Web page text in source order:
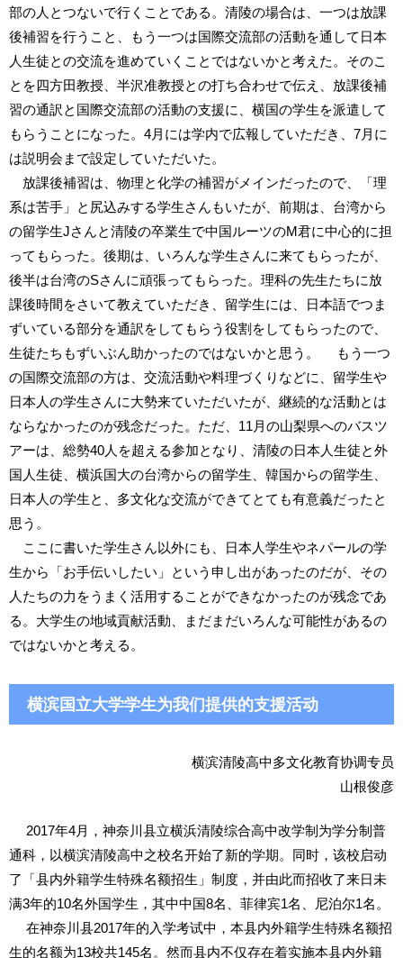
部の人とつないで行くことである。清陵の場合は、一つは放課
後補習を行うこと、もう一つは国際交流部の活動を通して日本
人生徒との交流を進めていくことではないかと考えた。そのこ
とを四方田教授、半沢准教授との打ち合わせで伝え、放課後補
習の通訳と国際交流部の活動の支援に、横国の学生を派遣して
もらうことになった。4月には学内で広報していただき、7月に
は説明会まで設定していただいた。
放課後補習は、物理と化学の補習がメインだったので、「理
系は苦手」と尻込みする学生さんもいたが、前期は、台湾から
の留学生Jさんと清陵の卒業生で中国ルーツのM君に中心的に担
ってもらった。後期は、いろんな学生さんに来てもらったが、
後半は台湾のSさんに頑張ってもらった。理科の先生たちに放
課後時間をさいて教えていただき、留学生には、日本語でつま
ずいている部分を通訳をしてもらう役割をしてもらったので、
生徒たちもずいぶん助かったのではないかと思う。 もう一つ
の国際交流部の方は、交流活動や料理づくりなどに、留学生や
日本人の学生さんに大勢来ていただいたが、継続的な活動とは
ならなかったのが残念だった。ただ、11月の山梨県へのバスツ
アーは、総勢40人を超える参加となり、清陵の日本人生徒と外
国人生徒、横浜国大の台湾からの留学生、韓国からの留学生、
日本人の学生と、多文化な交流ができてとても有意義だったと
思う。
ここに書いた学生さん以外にも、日本人学生やネパールの学
生から「お手伝いしたい」という申し出があったのだが、その
人たちの力をうまく活用することができなかったのが残念であ
る。大学生の地域貢献活動、まだまだいろんな可能性があるの
ではないかと考える。
横滨国立大学学生为我们提供的支援活动
横滨清陵高中多文化教育协调专员
山根俊彦
2017年4月，神奈川县立横浜清陵综合高中改学制为学分制普
通科，以横滨清陵高中之校名开始了新的学期。同时，该校启动
了「县内外籍学生特殊名额招生」制度，并由此而招收了来日未
满3年的10名外国学生，其中中国8名、菲律宾1名、尼泊尔1名。
在神奈川县2017年的入学考试中，本县内外籍学生特殊名额招
生的名额为13校共145名。然而县内不仅存在着实施本县内外籍